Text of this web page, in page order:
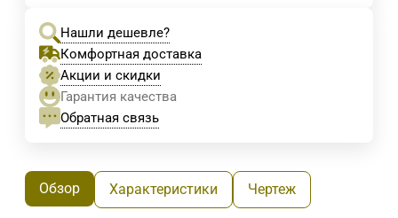
Нашли дешевле?
Комфортная доставка
Акции и скидки
Гарантия качества
Обратная связь
Обзор Характеристики Чертеж